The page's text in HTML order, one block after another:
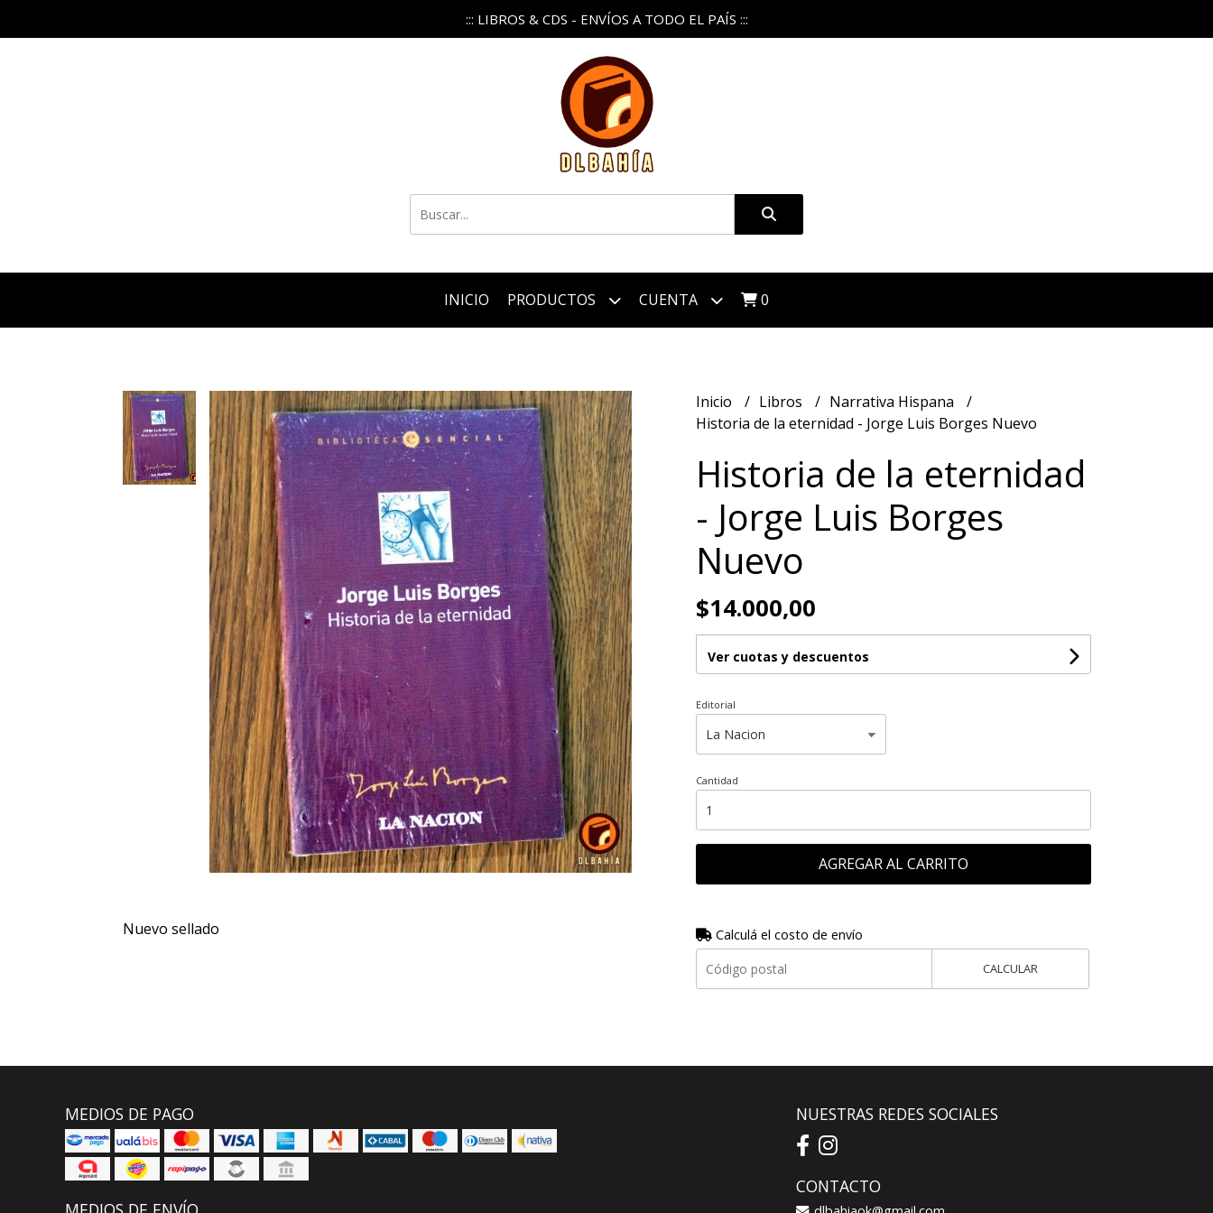
::: LIBROS & CDS - ENVÍOS A TODO EL PAÍS :::
INICIO PRODUCTOS CUENTA 0
Nuevo sellado
Inicio Libros
Narrativa Hispana
Historia de la eternidad - Jorge Luis Borges Nuevo
Historia de la eternidad
- Jorge Luis Borges
Nuevo
$14.000,00
Ver cuotas y descuentos
Editorial
Cantidad
AGREGAR AL CARRITO
Calculá el costo de envío
CALCULAR
MEDIOS DE PAGO NUESTRAS REDES SOCIALES
CONTACTO